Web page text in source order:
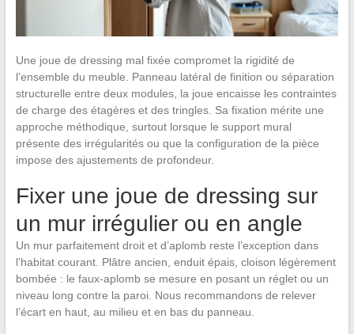
Une joue de dressing mal fixée compromet la rigidité de
l’ensemble du meuble. Panneau latéral de finition ou séparation
structurelle entre deux modules, la joue encaisse les contraintes
de charge des étagères et des tringles. Sa fixation mérite une
approche méthodique, surtout lorsque le support mural
présente des irrégularités ou que la configuration de la pièce
impose des ajustements de profondeur.
Fixer une joue de dressing sur
un mur irrégulier ou en angle
Un mur parfaitement droit et d’aplomb reste l’exception dans
l’habitat courant. Plâtre ancien, enduit épais, cloison légèrement
bombée : le faux-aplomb se mesure en posant un réglet ou un
niveau long contre la paroi. Nous recommandons de relever
l’écart en haut, au milieu et en bas du panneau.